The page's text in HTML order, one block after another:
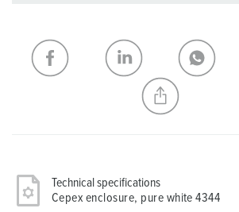
My list
CREATE A NEW LIST
Technical specifications
Cepex enclosure, pure white 4344